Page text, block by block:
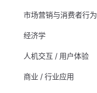
市场营销与消费者行为
经济学
人机交互 / 用户体验
商业 / 行业应用